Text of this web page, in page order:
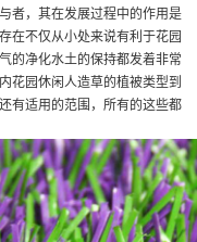
者，其在发展过程中的作用是
在不仅从小处来说有利于花园
的净化水土的保持都发着非常
花园休闲人造草的植被类型到
有适用的范围，所有的这些都